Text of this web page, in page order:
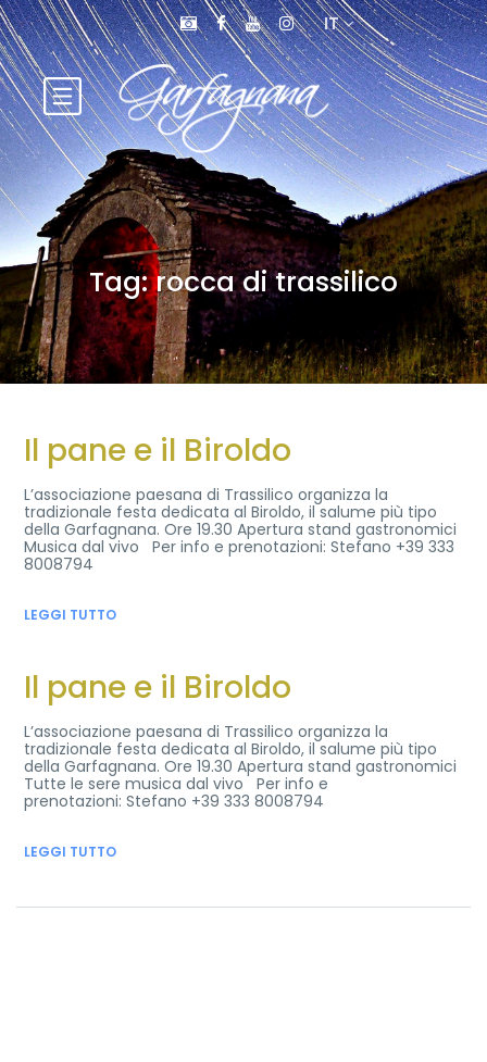
IT
Tag:rocca di trassilico
Il pane e il Biroldo
L’associazione paesana di Trassilico organizza la
tradizionale festa dedicata al Biroldo, il salume più tipo
della Garfagnana. Ore 19.30 Apertura stand gastronomici
Musica dal vivo Per info e prenotazioni: Stefano +39 333
8008794
LEGGI TUTTO
Il pane e il Biroldo
L’associazione paesana di Trassilico organizza la
tradizionale festa dedicata al Biroldo, il salume più tipo
della Garfagnana. Ore 19.30 Apertura stand gastronomici
Tutte le sere musica dal vivo Per info e
prenotazioni: Stefano +39 333 8008794
LEGGI TUTTO